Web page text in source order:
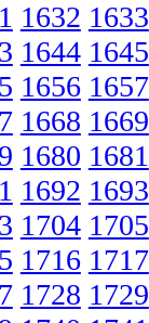
1632 1633
1644 1645
1656 1657
1668 1669
1680 1681
1692 1693
1704 1705
1716 1717
1728 1729